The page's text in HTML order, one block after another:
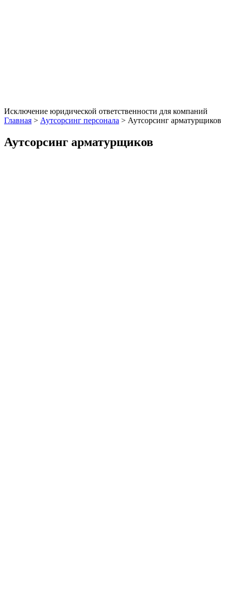
Исключение юридической ответственности для компаний
Главная > Аутсорсинг персонала > Аутсорсинг арматурщиков
Аутсорсинг арматурщиков